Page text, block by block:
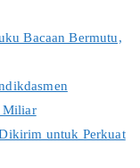
Bacaan Bermutu,
Miliar
untuk Perkuat